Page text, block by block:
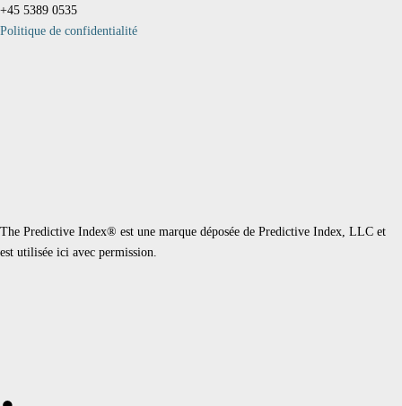
+45 5389 0535
Politique de confidentialité
The Predictive Index® est une marque déposée de Predictive Index, LLC et
est utilisée ici avec permission.